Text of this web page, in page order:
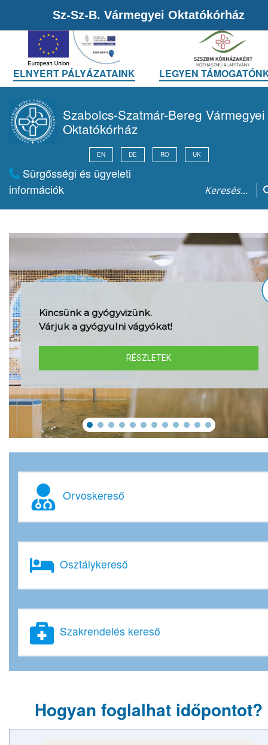
ELNYERT PÁLYÁZATAINK LEGYEN
Szabolcs-Szatmár-Bereg Vármegyei
Oktatókórház
Sürgősségi és ügyeleti
információk
EN DE RO UK
Kincsünk a gyógyvizünk.
Várjuk a gyógyulni vágyókat!
RÉSZLETEK
Orvoskereső
Osztálykereső
Szakrendelés kereső
Hogyan foglalhat időpontot?
Sz-Sz-B. Vármegyei Oktatókórház